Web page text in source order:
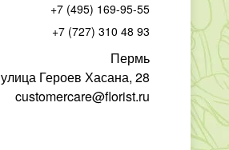
+7 (495) 169-95-55
+7 (727) 310 48 93
Пермь
улица Героев Хасана, 28
customercare@florist.ru